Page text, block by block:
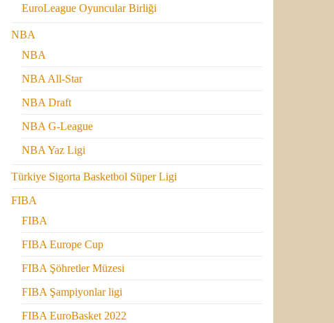
EuroLeague Oyuncular Birliği
NBA
NBA
NBA All-Star
NBA Draft
NBA G-League
NBA Yaz Ligi
Türkiye Sigorta Basketbol Süper Ligi
FIBA
FIBA
FIBA Europe Cup
FIBA Şöhretler Müzesi
FIBA Şampiyonlar ligi
FIBA EuroBasket 2022